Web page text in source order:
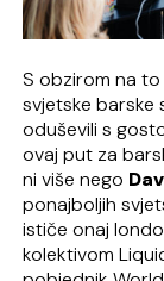
S obzirom na to
svjetske barske
oduševili s
ovaj put za
ni više nego
ponajboljih
ističe onaj
kolektivom